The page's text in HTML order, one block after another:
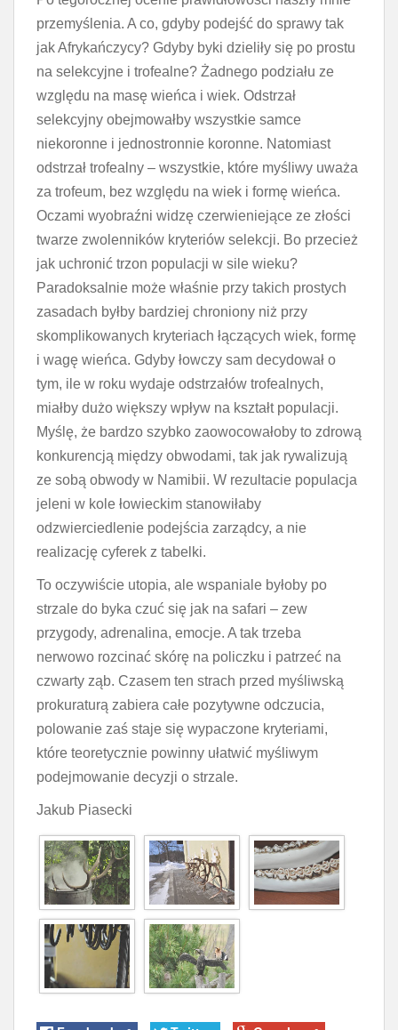
przemyślenia. A co, gdyby podejść do sprawy tak
jak Afrykańczycy? Gdyby byki dzieliły się po prostu
na selekcyjne i trofealne? Żadnego podziału ze
względu na masę wieńca i wiek. Odstrzał
selekcyjny obejmowałby wszystkie samce
niekoronne i jednostronnie koronne. Natomiast
odstrzał trofealny – wszystkie, które myśliwy uważa
za trofeum, bez względu na wiek i formę wieńca.
Oczami wyobraźni widzę czerwieniejące ze złości
twarze zwolenników kryteriów selekcji. Bo przecież
jak uchronić trzon populacji w sile wieku?
Paradoksalnie może właśnie przy takich prostych
zasadach byłby bardziej chroniony niż przy
skomplikowanych kryteriach łączących wiek, formę
i wagę wieńca. Gdyby łowczy sam decydował o
tym, ile w roku wydaje odstrzałów trofealnych,
miałby dużo większy wpływ na kształt populacji.
Myślę, że bardzo szybko zaowocowałoby to zdrową
konkurencją między obwodami, tak jak rywalizują
ze sobą obwody w Namibii. W rezultacie populacja
jeleni w kole łowieckim stanowiłaby
odzwierciedlenie podejścia zarządcy, a nie
realizację cyferek z tabelki.
To oczywiście utopia, ale wspaniale byłoby po
strzale do byka czuć się jak na safari – zew
przygody, adrenalina, emocje. A tak trzeba
nerwowo rozcinać skórę na policzku i patrzeć na
czwarty ząb. Czasem ten strach przed myśliwską
prokuraturą zabiera całe pozytywne odczucia,
polowanie zaś staje się wypaczone kryteriami,
które teoretycznie powinny ułatwić myśliwym
podejmowanie decyzji o strzale.
Jakub Piasecki